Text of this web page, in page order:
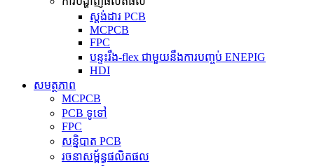
ស្តង់ដារ PCB
MCPCB
FPC
បន្ទះរឹង-flex ជាមួយនឹងការបញ្ចប់ ENEPIG
HDI
សមត្ថភាព
MCPCB
PCB ទូទៅ
FPC
សន្និបាត PCB
រចនាសម្ព័ន្ធផលិតផល